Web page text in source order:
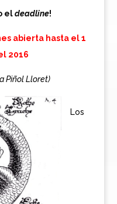
eldeadline!
abierta hasta el 1
2016
Piñol Lloret)
Los